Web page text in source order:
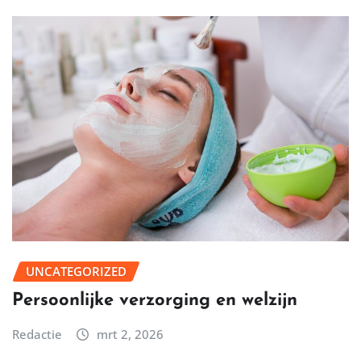
UNCATEGORIZED
Persoonlijke verzorging en welzijn
Redactie mrt 2, 2026